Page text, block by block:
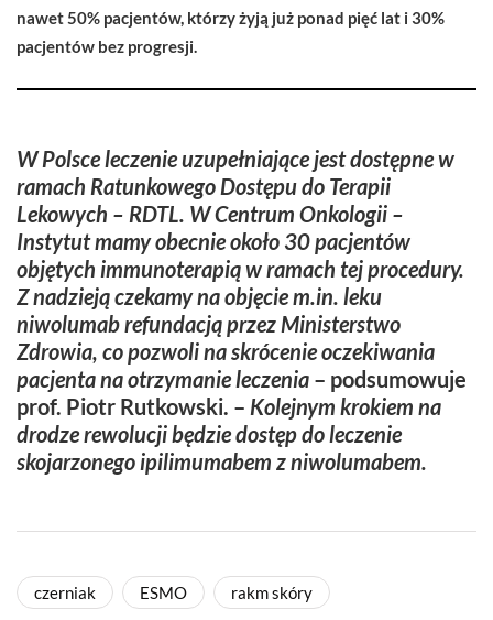
nawet 50% pacjentów, którzy żyją już ponad pięć lat i 30%
pacjentów bez progresji.
W Polsce leczenie uzupełniające jest dostępne w
ramach Ratunkowego Dostępu do Terapii
Lekowych – RDTL. W Centrum Onkologii –
Instytut mamy obecnie około 30 pacjentów
objętych immunoterapią w ramach tej procedury.
Z nadzieją czekamy na objęcie m.in. leku
niwolumab refundacją przez Ministerstwo
Zdrowia, co pozwoli na skrócenie oczekiwania
pacjenta na otrzymanie leczenia – podsumowuje
prof. Piotr Rutkowski. – Kolejnym krokiem na
drodze rewolucji będzie dostęp do leczenie
skojarzonego ipilimumabem z niwolumabem.
czerniak ESMO rakm skóry